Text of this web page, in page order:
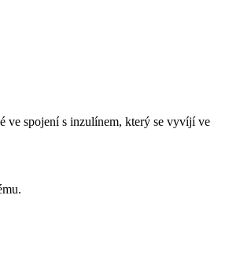
ve spojení s inzulínem, který se vyvíjí ve